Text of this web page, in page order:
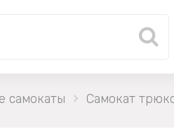
самокаты Самокат